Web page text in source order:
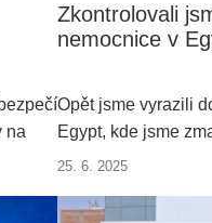
na
Zkontrolovali
nemocnice v
Opět jsme vyrazili
Egypt, kde jsme
v Egyptě. Zajistit
samozřejmostí.
25. 6. 2025